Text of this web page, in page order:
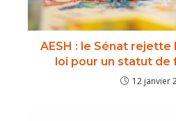
AESH : le Sénat
loi pour un statut de
12 janvier